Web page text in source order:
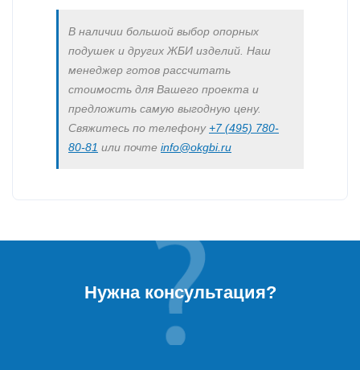
В наличии большой выбор опорных
подушек и других ЖБИ изделий. Наш
менеджер готов рассчитать
стоимость для Вашего проекта и
предложить самую выгодную цену.
Свяжитесь по телефону+7 (495) 780-
80-81 или почте info@okgbi.ru
Нужна консультация?